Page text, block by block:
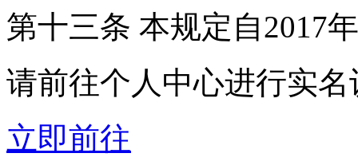
第十三条 本规定自2017
请前往个人中心进行实名
立即前往